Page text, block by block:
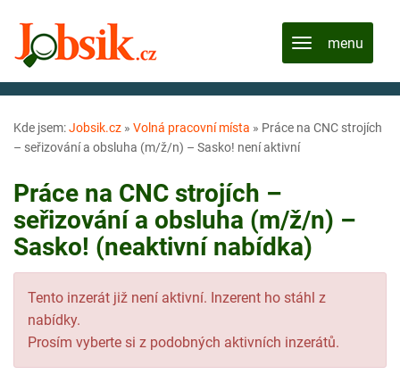
Kde jsem:Jobsik.cz » Volná pracovní místa » Práce na CNC strojích
– seřizování a obsluha (m/ž/n) – Sasko! není aktivní
Práce na CNC strojích –
seřizování a obsluha (m/ž/n) –
Sasko! (neaktivní nabídka)
Tento inzerát již není aktivní. Inzerent ho stáhl z
nabídky.
Prosím vyberte si z podobných aktivních inzerátů.